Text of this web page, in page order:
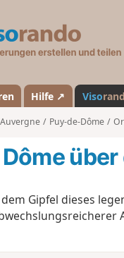
Hilfe ↗ Viso
Auvergne Puy-de-Dôme
Gipfel dieses